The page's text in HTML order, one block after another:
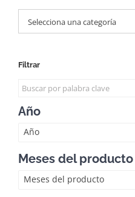
Selecciona una categoría
Filtrar
Año
Año
Meses del producto
Meses del producto